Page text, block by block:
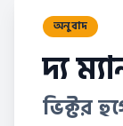
অনুবাদ
দ্য
ভিক্টর